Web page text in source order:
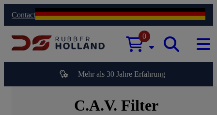
Contact
0
Mehr als 30 Jahre Erfahrung
C.A.V. Filter